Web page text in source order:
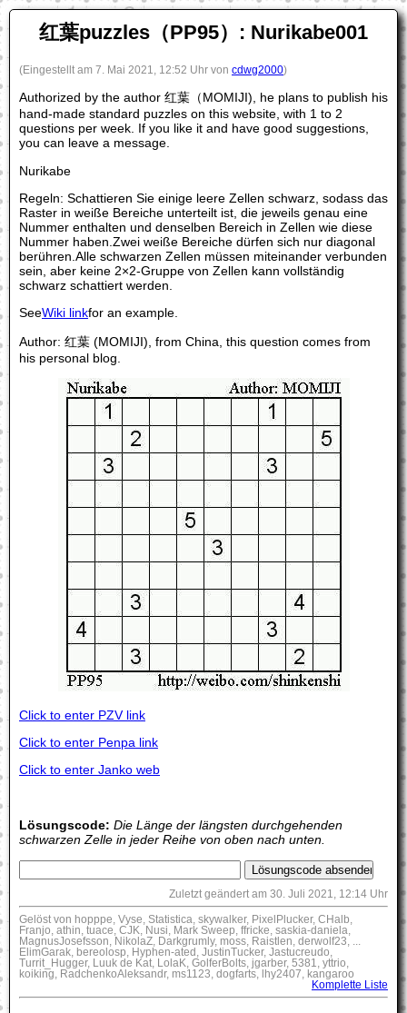
红葉puzzles（PP95）: Nurikabe001
(Eingestellt am 7. Mai 2021, 12:52 Uhr von cdwg2000)
Authorized by the author 红葉（MOMIJI), he plans to publish his
hand-made standard puzzles on this website, with 1 to 2
questions per week. If you like it and have good suggestions,
you can leave a message.
Nurikabe
Regeln: Schattieren Sie einige leere Zellen schwarz, sodass das
Raster in weiße Bereiche unterteilt ist, die jeweils genau eine
Nummer enthalten und denselben Bereich in Zellen wie diese
Nummer haben.Zwei weiße Bereiche dürfen sich nur diagonal
berühren.Alle schwarzen Zellen müssen miteinander verbunden
sein, aber keine 2×2-Gruppe von Zellen kann vollständig
schwarz schattiert werden.
SeeWiki linkfor an example.
Author: 红葉 (MOMIJI), from China, this question comes from
his personal blog.
Click to enter PZV link
Click to enter Penpa link
Click to enter Janko web
Lösungscode: Die Länge der längsten durchgehenden
schwarzen Zelle in jeder Reihe von oben nach unten.
Zuletzt geändert am 30. Juli 2021, 12:14 Uhr
Gelöst von hopppe, Vyse, Statistica, skywalker, PixelPlucker, CHalb,
Franjo, athin, tuace, CJK, Nusi, Mark Sweep, ffricke, saskia-daniela,
MagnusJosefsson, NikolaZ, Darkgrumly, moss, Raistlen, derwolf23, ...
ElimGarak, bereolosp, Hyphen-ated, JustinTucker, Jastucreudo,
Turrit_Hugger, Luuk de Kat, LolaK, GolferBolts, jgarber, 5381, yttrio,
koiking, RadchenkoAleksandr, ms1123, dogfarts, lhy2407, kangaroo
Komplette Liste